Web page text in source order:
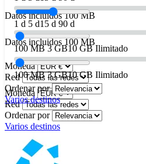
Datos incluidos 100 MB
100 MB 3 GB10 GB Ilimitado
Moneda
Red
Ordenar por
Varios destinos
1 d 5 d15 d 90 d
Datos incluidos 100 MB
100 MB 3 GB10 GB Ilimitado
Moneda
Red
Ordenar por
Varios destinos